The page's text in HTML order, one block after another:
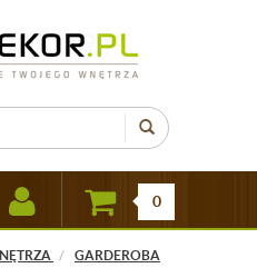
0
GARDEROBA